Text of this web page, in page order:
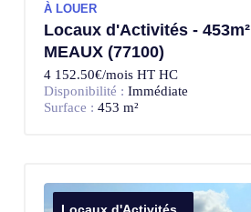
À LOUER
Locaux d'Activités - 453m²
MEAUX (77100)
4 152.50€/mois HT HC
Disponibilité : Immédiate
Surface : 453 m²
Locaux d'Activités